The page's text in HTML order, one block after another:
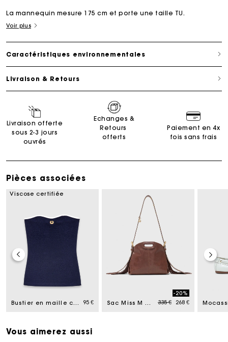
La mannequin mesure 175 cm et porte une taille TU.
Voir plus
Caractéristiques environnementales
Livraison & Retours
Livraison offerte
sous 2-3 jours
ouvrés
Echanges &
Retours
offerts
Paiement en 4x
fois sans frais
Pièces associées
from
Viscose certifiée
Bustier en maille contrastée 95 € Sac Miss M mini en cuir vintage Price reduced from
335 €to
-20%
268 €
Vous aimerez aussi